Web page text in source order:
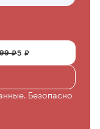
₽5 ₽
Безопасно